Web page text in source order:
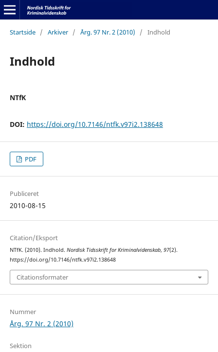
Startside / Arkiver / Årg. 97 Nr. 2 (2010) / Indhold
Indhold
NTfK
DOI: https://doi.org/10.7146/ntfk.v97i2.138648
PDF
Publiceret
2010-08-15
Citation/Eksport
NTfK. (2010). Indhold. Nordisk Tidsskrift for Kriminalvidenskab, 97(2).
https://doi.org/10.7146/ntfk.v97i2.138648
Citationsformater
Nummer
Årg. 97 Nr. 2 (2010)
Sektion